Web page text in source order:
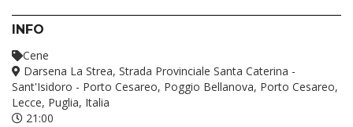
INFO
Cene
Darsena La Strea, Strada Provinciale Santa Caterina -
Sant'Isidoro - Porto Cesareo, Poggio Bellanova, Porto Cesareo,
Lecce, Puglia, Italia
21:00